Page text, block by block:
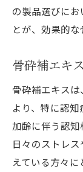
の製品選びに
とが、効果的な
骨砕補エキ
骨砕補エキス
より、特に認知
加齢に伴う認知
日々のストレ
えている方々に